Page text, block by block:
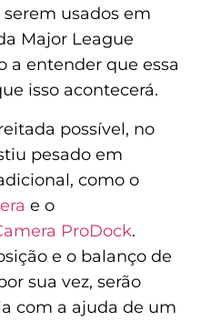
usados em
Major League
a entender que essa
isso acontecerá.
possível, no
pesado em
como o
e o
ProDock.
e o balanço de
sua vez, serão
com a ajuda de um